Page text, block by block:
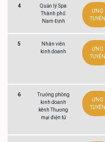
4
Quản lý Spa
Thành phố
Nam Định
ỨNG
TUYỂN
5
Nhân viên
kinh doanh
ỨNG
TUYỂN
6
Trưởng phòng
kinh doanh
kênh Thương
mại điện tử
ỨNG
TUYỂN